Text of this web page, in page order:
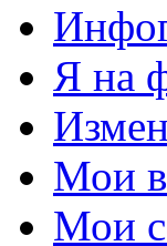
Я на
Мои
Мои